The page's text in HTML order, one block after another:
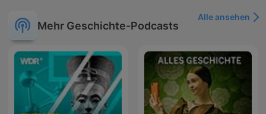
Mehr Geschichte-Podcasts
Alle ansehen